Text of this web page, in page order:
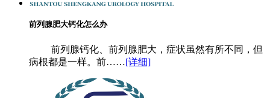
前列腺肥大钙化怎么办
前列腺钙化、前列腺肥大，症状虽然有所不同，但
病根都是一样。前……[详细]